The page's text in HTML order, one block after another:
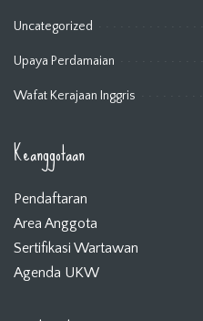
Uncategorized
Upaya Perdamaian
Wafat Kerajaan Inggris
Keanggotaan
Pendaftaran
Area Anggota
Sertifikasi Wartawan
Agenda UKW